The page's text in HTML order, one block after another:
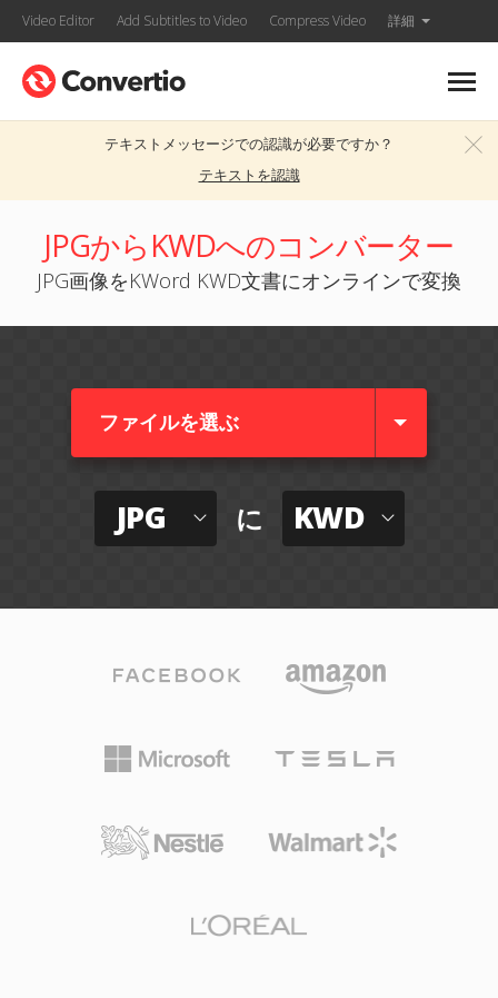
Video Editor Add Subtitles to Video Compress Video 詳細
テキストメッセージでの認識が必要ですか？
テキストを認識
JPGからKWDへのコンバーター
JPG画像をKWord KWD文書にオンラインで変換
ファイルを選ぶ
JPG に KWD